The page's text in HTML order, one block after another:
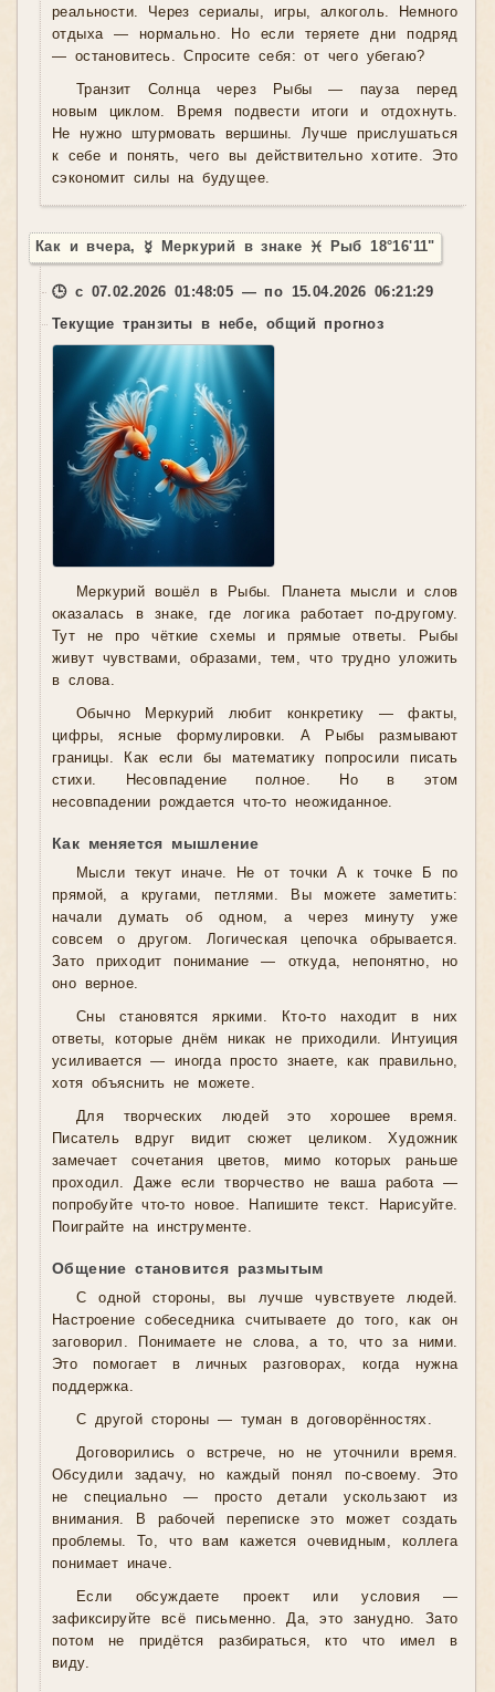
реальности. Через сериалы, игры, алкоголь. Немного
отдыха — нормально. Но если теряете дни подряд
— остановитесь. Спросите себя: от чего убегаю?
Транзит Солнца через Рыбы — пауза перед
новым циклом. Время подвести итоги и отдохнуть.
Не нужно штурмовать вершины. Лучше прислушаться
к себе и понять, чего вы действительно хотите. Это
сэкономит силы на будущее.
Как и вчера, ☿ Меркурий в знаке ♓ Рыб 18°16'11"
🕒 с 07.02.2026 01:48:05 — по 15.04.2026 06:21:29
Текущие транзиты в небе, общий прогноз
Меркурий вошёл в Рыбы. Планета мысли и слов
оказалась в знаке, где логика работает по-другому.
Тут не про чёткие схемы и прямые ответы. Рыбы
живут чувствами, образами, тем, что трудно уложить
в слова.
Обычно Меркурий любит конкретику — факты,
цифры, ясные формулировки. А Рыбы размывают
границы. Как если бы математику попросили писать
стихи. Несовпадение полное. Но в этом
несовпадении рождается что-то неожиданное.
Как меняется мышление
Мысли текут иначе. Не от точки А к точке Б по
прямой, а кругами, петлями. Вы можете заметить:
начали думать об одном, а через минуту уже
совсем о другом. Логическая цепочка обрывается.
Зато приходит понимание — откуда, непонятно, но
оно верное.
Сны становятся яркими. Кто-то находит в них
ответы, которые днём никак не приходили. Интуиция
усиливается — иногда просто знаете, как правильно,
хотя объяснить не можете.
Для творческих людей это хорошее время.
Писатель вдруг видит сюжет целиком. Художник
замечает сочетания цветов, мимо которых раньше
проходил. Даже если творчество не ваша работа —
попробуйте что-то новое. Напишите текст. Нарисуйте.
Поиграйте на инструменте.
Общение становится размытым
С одной стороны, вы лучше чувствуете людей.
Настроение собеседника считываете до того, как он
заговорил. Понимаете не слова, а то, что за ними.
Это помогает в личных разговорах, когда нужна
поддержка.
С другой стороны — туман в договорённостях.
Договорились о встрече, но не уточнили время.
Обсудили задачу, но каждый понял по-своему. Это
не специально — просто детали ускользают из
внимания. В рабочей переписке это может создать
проблемы. То, что вам кажется очевидным, коллега
понимает иначе.
Если обсуждаете проект или условия —
зафиксируйте всё письменно. Да, это занудно. Зато
потом не придётся разбираться, кто что имел в
виду.